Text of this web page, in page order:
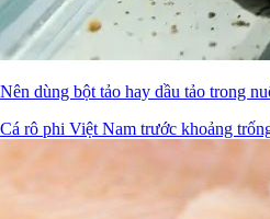
Nên dùng bột tảo hay dầu tảo trong
Cá rô phi Việt Nam trước khoảng